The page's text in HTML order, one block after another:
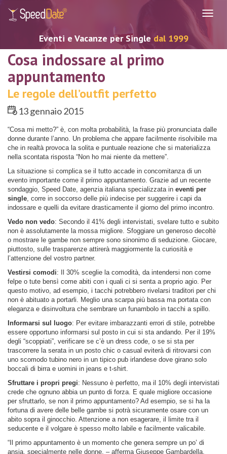
Eventi e Vacanze per Single dal 1999
Cosa indossare al primo
appuntamento
Le regole dell’outfit perfetto
13 gennaio 2015
“Cosa mi metto?” è, con molta probabilità, la frase più pronunciata dalle
donne durante l’anno. Un problema che appare facilmente risolvibile ma
che in realtà provoca la solita e puntuale reazione che si materializza
nella scontata risposta “Non ho mai niente da mettere”.
La situazione si complica se il tutto accade in concomitanza di un
evento importante come il primo appuntamento. Grazie ad un recente
sondaggio, Speed Date, agenzia italiana specializzata in eventi per
single, corre in soccorso delle più indecise per suggerire i capi da
indossare e quelli da evitare drasticamente il giorno del primo incontro.
Vedo non vedo: Secondo il 41% degli intervistati, svelare tutto e subito
non è assolutamente la mossa migliore. Sfoggiare un generoso decoltè
o mostrare le gambe non sempre sono sinonimo di seduzione. Giocare,
piuttosto, sulle trasparenze attirerà maggiormente la curiosità e
l’attenzione del vostro partner.
Vestirsi comodi: Il 30% sceglie la comodità, da intendersi non come
felpe o tute bensì come abiti con i quali ci si senta a proprio agio. Per
questo motivo, ad esempio, i tacchi potrebbero rivelarsi traditori per chi
non è abituato a portarli. Meglio una scarpa più bassa ma portata con
eleganza e disinvoltura che sembrare un funambolo in tacchi a spillo.
Informarsi sul luogo: Per evitare imbarazzanti errori di stile, potrebbe
essere opportuno informarsi sul posto in cui si sta andando. Per il 19%
degli “scoppiati”, verificare se c’è un dress code, o se si sta per
trascorrere la serata in un posto chic o casual eviterà di ritrovarsi con
uno scomodo tubino nero in un tipico pub irlandese dove girano solo
boccali di birra e uomini in jeans e t-shirt.
Sfruttare i propri pregi: Nessuno è perfetto, ma il 10% degli intervistati
crede che ognuno abbia un punto di forza. E quale migliore occasione
per sfruttarlo, se non il primo appuntamento? Ad esempio, se si ha la
fortuna di avere delle belle gambe si potrà sicuramente osare con un
abito sopra il ginocchio. Attenzione a non esagerare, il limite tra il
seducente e il volgare è spesso molto labile e facilmente valicabile.
“Il primo appuntamento è un momento che genera sempre un po’ di
ansia, specialmente nelle donne. – afferma Giuseppe Gambardella,